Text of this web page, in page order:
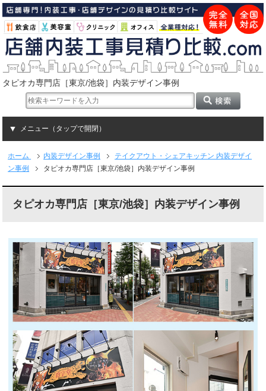
タピオカ専門店［東京/池袋］内装デザイン事例
メニュー（タップで開閉）
ホーム 内装デザイン事例
テイクアウト・シェアキッチン 内装デザイ
ン事例
タピオカ専門店［東京/池袋］内装デザイン事例
タピオカ専門店［東京/池袋］内装デザイン事例